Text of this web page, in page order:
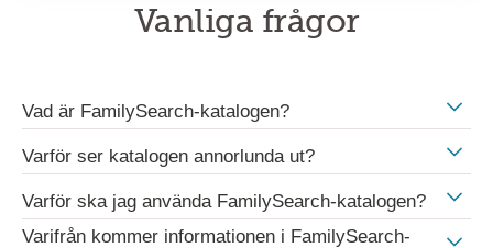
Vanliga frågor
Vad är FamilySearch-katalogen?
Varför ser katalogen annorlunda ut?
Varför ska jag använda FamilySearch-katalogen?
Varifrån kommer informationen i FamilySearch-